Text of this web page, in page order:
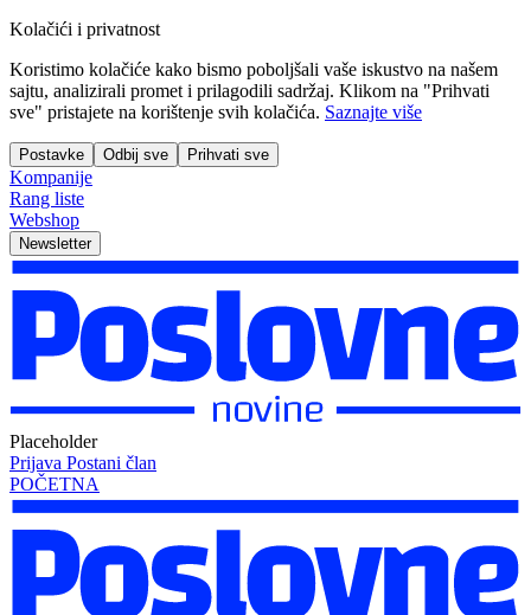
Kolačići i privatnost
Koristimo kolačiće kako bismo poboljšali vaše iskustvo na našem
sajtu, analizirali promet i prilagodili sadržaj. Klikom na "Prihvati
sve" pristajete na korištenje svih kolačića. Saznajte više
Postavke Odbij sve Prihvati sve
Kompanije
Rang liste
Webshop
Newsletter
Placeholder
Prijava Postani član
POČETNA